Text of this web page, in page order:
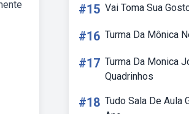
#15 Vai Toma Sua
#16 Turma Da Mônica
#17 Turma Da Monica
Quadrinhos
#18 Tudo Sala De Aula